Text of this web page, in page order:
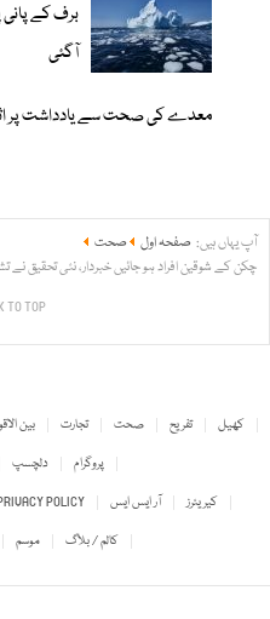
برف کے
آگئی
معدے کی صحت سے یادداشت پر
آپ یہاں ہیں: صفحہ اول
صحت
چکن کے شوقین افراد ہو جائیں خبردار، نئی تحقیق نے
TO TOP
بین تجارت صحت تفریح
کھیل
دلچسپ
پروگرام
POLICY آر ایس ایس
کیریئرز
موسم کالم / بلاگ